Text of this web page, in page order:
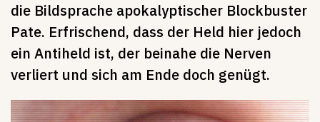
die Bildsprache apokalyptischer Blockbuster
Pate. Erfrischend, dass der Held hier jedoch
ein Antiheld ist, der beinahe die Nerven
verliert und sich am Ende doch genügt.